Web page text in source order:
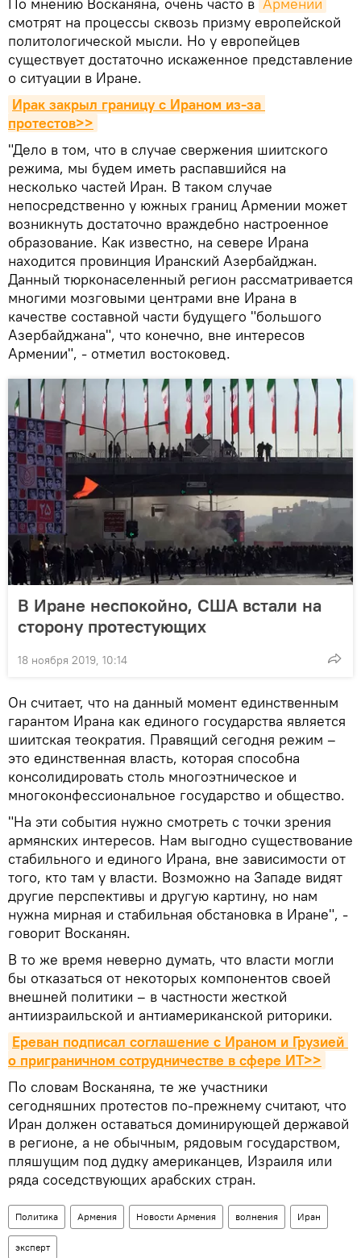
смотрят на процессы сквозь призму европейской
политологической мысли. Но у европейцев
существует достаточно искаженное представление
о ситуации в Иране.
Ирак закрыл границу с Ираном из-за
протестов>>
"Дело в том, что в случае свержения шиитского
режима, мы будем иметь распавшийся на
несколько частей Иран. В таком случае
непосредственно у южных границ Армении может
возникнуть достаточно враждебно настроенное
образование. Как известно, на севере Ирана
находится провинция Иранский Азербайджан.
Данный тюрконаселенный регион рассматривается
многими мозговыми центрами вне Ирана в
качестве составной части будущего "большого
Азербайджана", что конечно, вне интересов
Армении", - отметил востоковед.
В Иране неспокойно, США встали на
сторону протестующих
18 ноября 2019, 10:14
Он считает, что на данный момент единственным
гарантом Ирана как единого государства является
шиитская теократия. Правящий сегодня режим –
это единственная власть, которая способна
консолидировать столь многоэтническое и
многоконфессиональное государство и общество.
"На эти события нужно смотреть с точки зрения
армянских интересов. Нам выгодно существование
стабильного и единого Ирана, вне зависимости от
того, кто там у власти. Возможно на Западе видят
другие перспективы и другую картину, но нам
нужна мирная и стабильная обстановка в Иране", -
говорит Восканян.
В то же время неверно думать, что власти могли
бы отказаться от некоторых компонентов своей
внешней политики – в частности жесткой
антиизраильской и антиамериканской риторики.
Ереван подписал соглашение с Ираном и Грузией
о приграничном сотрудничестве в сфере ИТ>>
По словам Восканяна, те же участники
сегодняшних протестов по-прежнему считают, что
Иран должен оставаться доминирующей державой
в регионе, а не обычным, рядовым государством,
пляшущим под дудку американцев, Израиля или
ряда соседствующих арабских стран.
Политика Армения Новости Армения волнения Иран
эксперт